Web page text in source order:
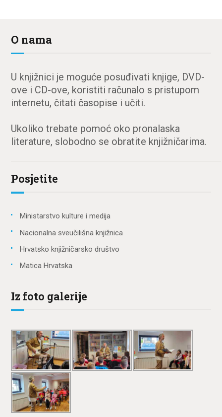
O nama
U knjižnici je moguće posuđivati knjige, DVD-
ove i CD-ove, koristiti računalo s pristupom
internetu, čitati časopise i učiti.
Ukoliko trebate pomoć oko pronalaska
literature, slobodno se obratite knjižničarima.
Posjetite
Ministarstvo kulture i medija
Nacionalna sveučilišna knjižnica
Hrvatsko knjižničarsko društvo
Matica Hrvatska
Iz foto galerije